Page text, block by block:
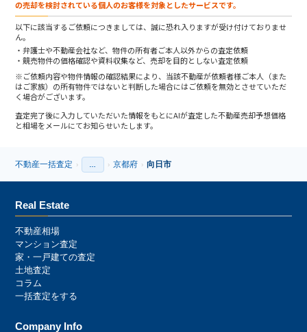
の売却を検討されている個人のお客様を対象としたサービスです。
以下に該当するご依頼につきましては、誠に恐れ入りますが受け付けておりませ
ん。
弁護士や不動産会社など、物件の所有者ご本人以外からの査定依頼
競売物件の価格確認や資料収集など、売却を目的としない査定依頼
※ご依頼内容や物件情報の確認結果により、当該不動産が依頼者様ご本人（また
はご家族）の所有物件ではないと判断した場合にはご依頼を無効とさせていただ
く場合がございます。
査定完了後に入力していただいた情報をもとにAIが査定した不動産売却予想価格
と相場をメールにてお知らせいたします。
不動産一括査定 › › 京都府 › 向日市
Real Estate
不動産相場
マンション査定
家・一戸建ての査定
土地査定
コラム
一括査定をする
Company Info